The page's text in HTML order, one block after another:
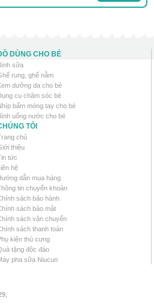
DÙNG CHO BÉ
sữa
rung, ghế nằm
dưỡng da cho bé
cụ chăm sóc bé
bấm móng tay cho bé
uống nước cho bé
TÔI
chủ
thiệu
tức
hệ
dẫn mua hàng
tin chuyển khoản
sách bảo hành
sách bảo mật
sách vận chuyển
sách thanh toán
kiện thú cưng
tặng độc đáo
pha sữa Niucun